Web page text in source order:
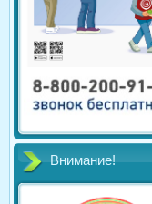
Внимание!